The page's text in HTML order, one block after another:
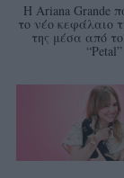
Η Ariana Grande
το νέο κεφάλαιο
της μέσα από
“Petal”